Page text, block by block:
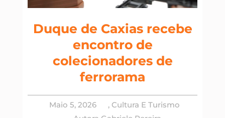
Duque de Caxias recebe
encontro de
colecionadores de
ferrorama
Maio 5, 2026 , Cultura E Turismo